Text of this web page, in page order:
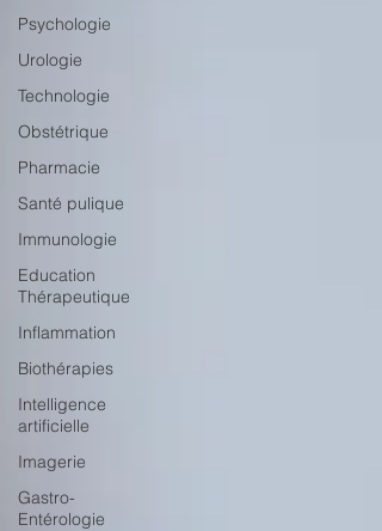
Psychologie
Urologie
Technologie
Obstétrique
Pharmacie
Santé pulique
Immunologie
Education
Thérapeutique
Inflammation
Biothérapies
Intelligence
artificielle
Imagerie
Gastro-
Entérologie